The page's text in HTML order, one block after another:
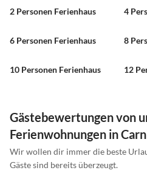
2 Personen Ferienhaus 4
6 Personen Ferienhaus 8
10 Personen Ferienhaus 12
Gästebewertungen von
Ferienwohnungen in
Wir wollen dir immer die beste
Gäste sind bereits überzeugt.